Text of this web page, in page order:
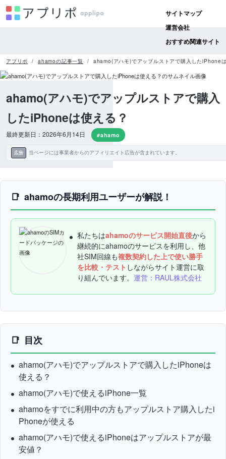
サイトマップ
運営会社
おすすめ関連サイト
アプリポ ahamoの記事一覧 ahamo(アハモ)でアップルストアで購入したiPhone
ahamo(アハモ)でアップルストアで購入
したiPhoneは使える？
最終更新日：2026年6月14日 #ahamo
広告 当ページには事業者からのアフィリエイト広告が含まれています。
ahamoの長期利用ユーザーが解説！
私たちはahamoのサービス開始直後から
継続的にahamoのサービスを利用し、他
社SIM回線も複数契約した上で使い勝手
を比較・テスト しながらサイト運営に取
り組んでいます。 運営：RAUL株式会社
目次
ahamo(アハモ)でアップルストアで購入したiPhoneは
使える？
ahamo(アハモ)で使えるiPhone一覧
ahamoをすでに利用中の方もアップルストア購入したi
Phoneが使える
ahamo(アハモ)で使えるiPhoneはアップルストアが最
安値？